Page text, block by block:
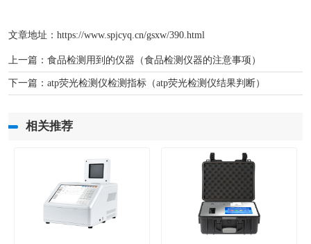
文章地址： https://www.spjcyq.cn/gsxw/390.html
上一篇： 食品检测用到的仪器（食品检测仪器的注意事项）
下一篇： atp荧光检测仪检测指标（atp荧光检测仪结果判断）
相关推荐